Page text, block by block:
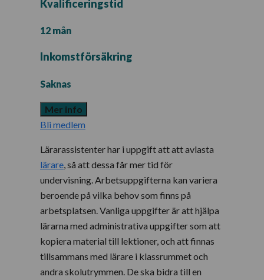
Kvalificeringstid
12 mån
Inkomstförsäkring
Saknas
Mer info
Bli medlem
Lärarassistenter har i uppgift att att avlasta
lärare, så att dessa får mer tid för
undervisning. Arbetsuppgifterna kan variera
beroende på vilka behov som finns på
arbetsplatsen. Vanliga uppgifter är att hjälpa
lärarna med administrativa uppgifter som att
kopiera material till lektioner, och att finnas
tillsammans med lärare i klassrummet och
andra skolutrymmen. De ska bidra till en